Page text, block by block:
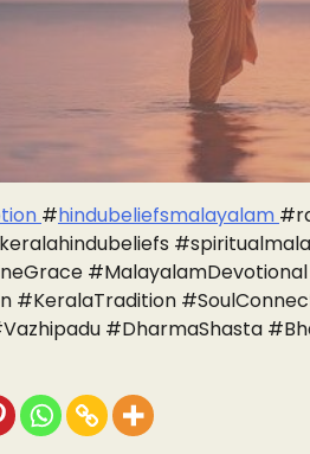
#hindubeliefsmalayalam
#KeralaTradition
#DharmaShasta